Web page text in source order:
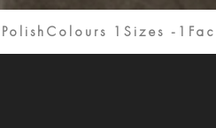
PolishColours 1 Sizes -1